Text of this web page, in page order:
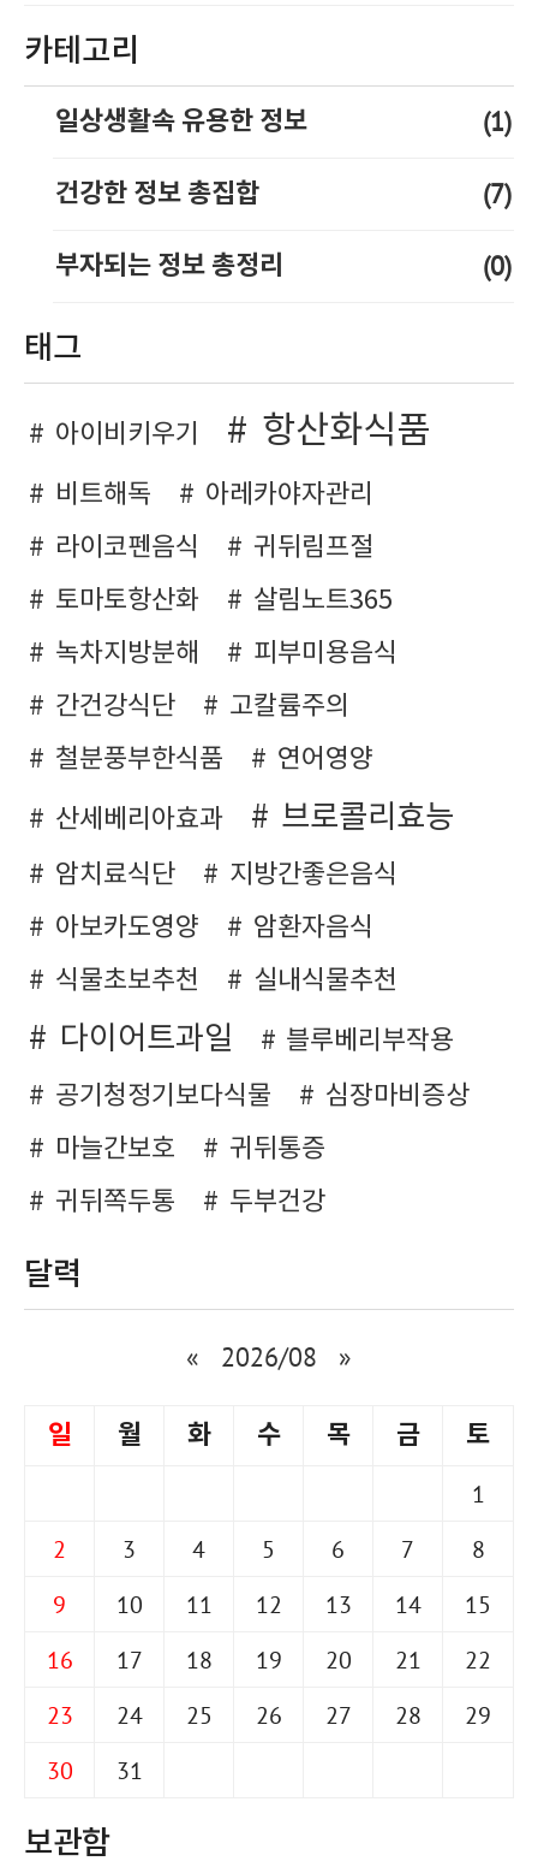
카테고리
일상생활속 유용한 정보 (1)
건강한 정보 총집합 (7)
부자되는 정보 총정리 (0)
태그
아이비키우기 항산화식품
비트해독
아레카야자관리
라이코펜음식
귀뒤림프절
토마토항산화
살림노트365
녹차지방분해
피부미용음식
간건강식단
고칼륨주의
철분풍부한식품
연어영양
산세베리아효과
브로콜리효능
암치료식단
지방간좋은음식
아보카도영양
암환자음식
식물초보추천
실내식물추천
다이어트과일
블루베리부작용
공기청정기보다식물
심장마비증상
마늘간보호
귀뒤통증
귀뒤쪽두통
두부건강
달력
« 2026/08 »
일 월 화 수 목 금 토
1
2
3 4 5 6 7
8
9
10 11 12 13 14
15
16
17 18 19 20 21
22
23
24 25 26 27 28
29
30
31
보관함